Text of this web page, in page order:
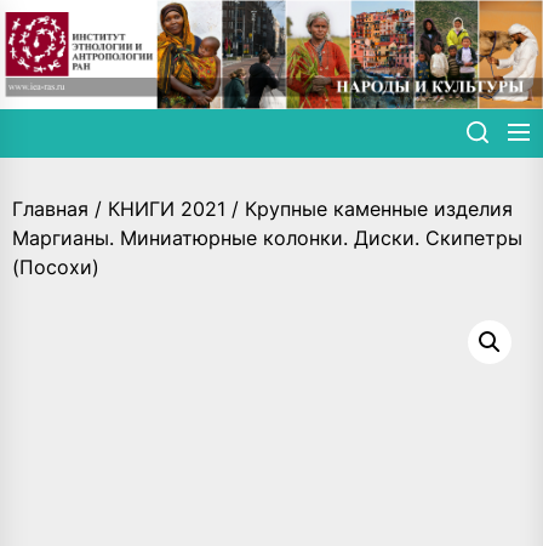
Skip
to
the
content
Главная / КНИГИ 2021 / Крупные каменные изделия
Маргианы. Миниатюрные колонки. Диски. Скипетры
(Посохи)